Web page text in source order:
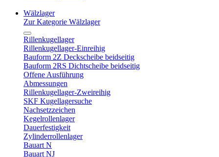
Wälzlager
Zur Kategorie Wälzlager
Rillenkugellager
Rillenkugellager-Einreihig
Bauform 2Z Deckscheibe beidseitig
Bauform 2RS Dichtscheibe beidseitig
Offene Ausführung
Abmessungen
Rillenkugellager-Zweireihig
SKF Kugellagersuche
Nachsetzzeichen
Kegelrollenlager
Dauerfestigkeit
Zylinderrollenlager
Bauart N
Bauart NJ